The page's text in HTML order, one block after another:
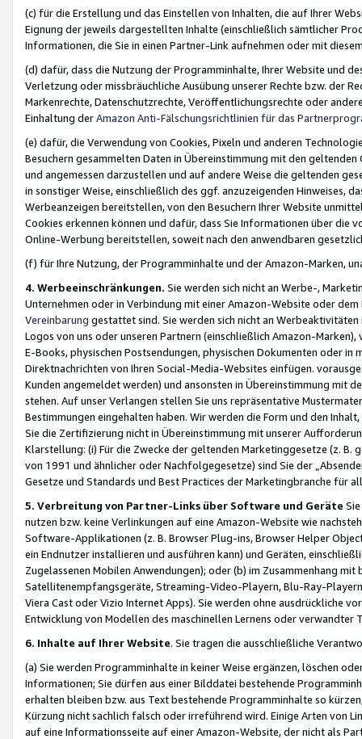
(c) für die Erstellung und das Einstellen von Inhalten, die auf Ihrer
Eignung der jeweils dargestellten Inhalte (einschließlich sämtlicher
Informationen, die Sie in einen Partner-Link aufnehmen oder mit
(d) dafür, dass die Nutzung der Programminhalte, Ihrer Website und
Verletzung oder missbräuchliche Ausübung unserer Rechte bzw. der
Markenrechte, Datenschutzrechte, Veröffentlichungsrechte oder
Einhaltung derAmazon Anti-Fälschungsrichtlinien für das
(e) dafür, die Verwendung von Cookies, Pixeln und anderen
Besuchern gesammelten Daten in Übereinstimmung mit den
und angemessen darzustellen und auf andere Weise die geltenden
in sonstiger Weise, einschließlich des ggf. anzuzeigenden Hinweises,
Werbeanzeigen bereitstellen, von den Besuchern Ihrer Website
Cookies erkennen können und dafür, dass Sie Informationen über die
Online-Werbung bereitstellen, soweit nach den anwendbaren
(f) für Ihre Nutzung, der Programminhalte und der Amazon-Marken,
4. Werbeeinschränkungen. Sie werden sich nicht an Werbe-,
Unternehmen oder in Verbindung mit einer Amazon-Website oder
Vereinbarung gestattet sind. Sie werden sich nicht an
Logos von uns oder unseren Partnern (einschließlich Amazon-
E-Books, physischen Postsendungen, physischen Dokumenten oder in
Direktnachrichten von Ihren Social-Media-Websites einfügen.
Kunden angemeldet werden) und ansonsten in Übereinstimmung mit
stehen. Auf unser Verlangen stellen Sie uns repräsentative
Bestimmungen eingehalten haben. Wir werden die Form und den
Sie die Zertifizierung nicht in Übereinstimmung mit unserer
Klarstellung: (i) Für die Zwecke der geltenden Marketinggesetze (z. B.
von 1991 und ähnlicher oder Nachfolgegesetze) sind Sie der
Gesetze und Standards und Best Practices der Marketingbranche für
5. Verbreitung von Partner-Links über Software und Geräte
nutzen bzw. keine Verlinkungen auf eine Amazon-Website wie
Software-Applikationen (z. B. Browser Plug-ins, Browser Helper
ein Endnutzer installieren und ausführen kann) und Geräten,
Zugelassenen Mobilen Anwendungen); oder (b) im Zusammenhang
Satellitenempfangsgeräte, Streaming-Video-Playern, Blu-Ray-
Viera Cast oder Vizio Internet Apps). Sie werden ohne ausdrückliche
Entwicklung von Modellen des maschinellen Lernens oder
6. Inhalte auf Ihrer Website. Sie tragen die ausschließliche
(a) Sie werden Programminhalte in keiner Weise ergänzen, löschen
Informationen; Sie dürfen aus einer Bilddatei bestehende
erhalten bleiben bzw. aus Text bestehende Programminhalte so
Kürzung nicht sachlich falsch oder irreführend wird. Einige Arten von
auf eine Informationsseite auf einer Amazon-Website, der nicht als